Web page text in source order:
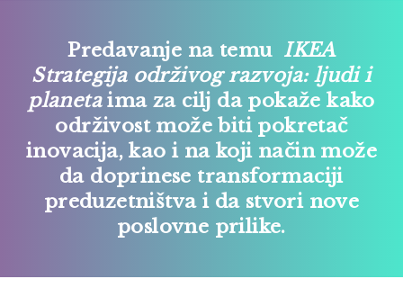
Predavanje na temu IKEA
Strategija održivog razvoja: ljudi i
planetaima za cilj da pokaže kako
održivost može biti pokretač
inovacija, kao i na koji način može
da doprinese transformaciji
preduzetništva i da stvori nove
poslovne prilike.